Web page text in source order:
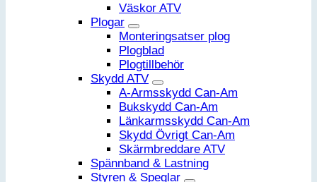
Väskor ATV
Plogar
Monteringsatser plog
Plogblad
Plogtillbehör
Skydd ATV
A-Armsskydd Can-Am
Bukskydd Can-Am
Länkarmsskydd Can-Am
Skydd Övrigt Can-Am
Skärmbreddare ATV
Spännband & Lastning
Styren & Speglar